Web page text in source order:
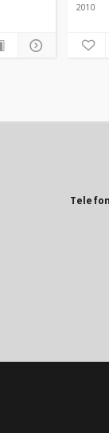
2010
Telefon